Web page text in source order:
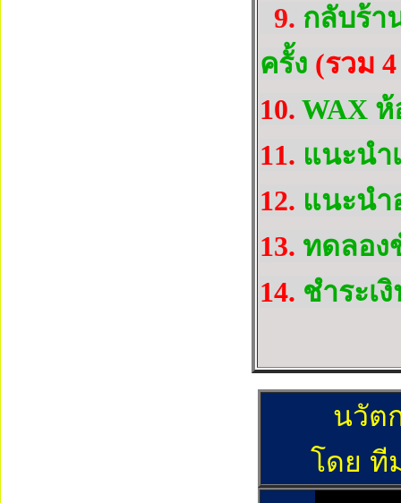
9. กลับร้า
ครั้ง (รวม
10. WAX ห้
11. แนะนำ
12. แนะน
13. ทดลอง
14. ชำระเ
นวัต
โดย ที